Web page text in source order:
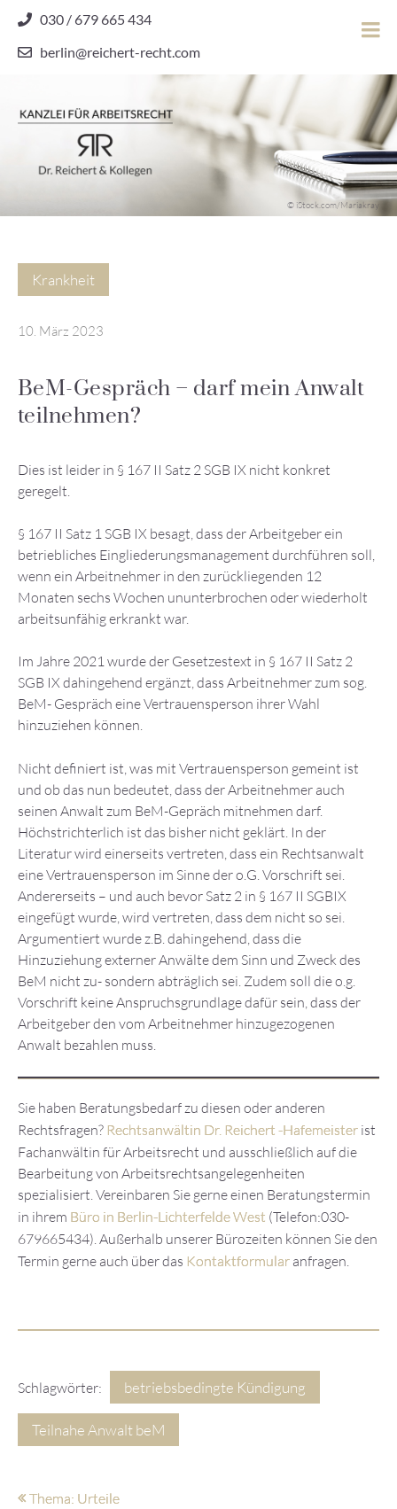
content
030 / 679 665 434
berlin@reichert-recht.com
Dr.
Reichert
© iStock.com/Mariakray
Krankheit
10. März 2023
BeM-Gespräch – darf mein Anwalt
teilnehmen?
Dies ist leider in § 167 II Satz 2 SGB IX nicht konkret
geregelt.
§ 167 II Satz 1 SGB IX besagt, dass der Arbeitgeber ein
betriebliches Eingliederungsmanagement durchführen soll,
wenn ein Arbeitnehmer in den zurückliegenden 12
Monaten sechs Wochen ununterbrochen oder wiederholt
arbeitsunfähig erkrankt war.
Im Jahre 2021 wurde der Gesetzestext in § 167 II Satz 2
SGB IX dahingehend ergänzt, dass Arbeitnehmer zum sog.
BeM- Gespräch eine Vertrauensperson ihrer Wahl
hinzuziehen können.
Nicht definiert ist, was mit Vertrauensperson gemeint ist
und ob das nun bedeutet, dass der Arbeitnehmer auch
seinen Anwalt zum BeM-Gepräch mitnehmen darf.
Höchstrichterlich ist das bisher nicht geklärt. In der
Literatur wird einerseits vertreten, dass ein Rechtsanwalt
eine Vertrauensperson im Sinne der o.G. Vorschrift sei.
Andererseits – und auch bevor Satz 2 in § 167 II SGBIX
eingefügt wurde, wird vertreten, dass dem nicht so sei.
Argumentiert wurde z.B. dahingehend, dass die
Hinzuziehung externer Anwälte dem Sinn und Zweck des
BeM nicht zu- sondern abträglich sei. Zudem soll die o.g.
Vorschrift keine Anspruchsgrundlage dafür sein, dass der
Arbeitgeber den vom Arbeitnehmer hinzugezogenen
Anwalt bezahlen muss.
Sie haben Beratungsbedarf zu diesen oder anderen
Rechtsfragen? Rechtsanwältin Dr. Reichert -Hafemeister ist
Fachanwältin für Arbeitsrecht und ausschließlich auf die
Bearbeitung von Arbeitsrechtsangelegenheiten
spezialisiert. Vereinbaren Sie gerne einen Beratungstermin
in ihrem Büro in Berlin-Lichterfelde West (Telefon:030-
679665434). Außerhalb unserer Bürozeiten können Sie den
Termin gerne auch über das Kontaktformular anfragen.
Schlagwörter: betriebsbedingte Kündigung
Teilnahe Anwalt beM
Thema: Urteile